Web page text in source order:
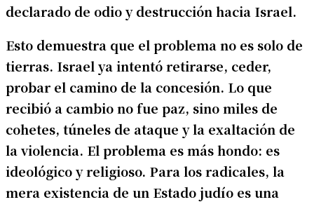
declarado de odio y destrucción hacia Israel.
Esto demuestra que el problema no es solo de
tierras. Israel ya intentó retirarse, ceder,
probar el camino de la concesión. Lo que
recibió a cambio no fue paz, sino miles de
cohetes, túneles de ataque y la exaltación de
la violencia. El problema es más hondo: es
ideológico y religioso. Para los radicales, la
mera existencia de un Estado judío es una